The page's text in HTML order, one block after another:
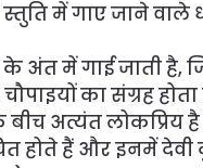
स्तुति में गाए जाने वाले
अंत में गाई जाती है,
का संग्रह
बीच अत्यंत लोकप्रिय
होते हैं और इनमें देवी